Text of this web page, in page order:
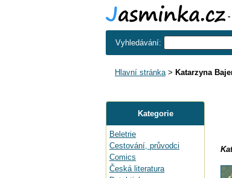
-
Vyhledávání:
Hlavní stránka> Katarzyna
Kategorie
Beletrie
Cestování, průvodci
Comics
Česká literatura